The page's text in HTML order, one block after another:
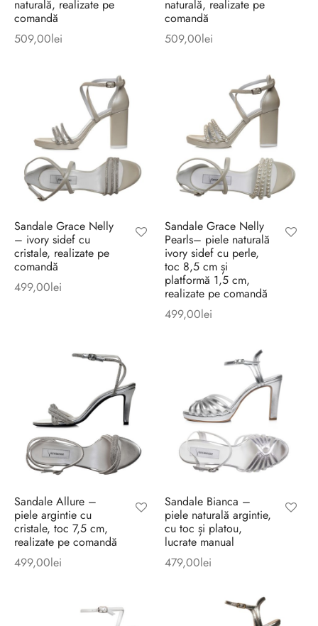
naturală, realizate pe
comandă
509,00lei
naturală, realizate pe
comandă
509,00lei
Sandale Grace Nelly
– ivory sidef cu
cristale, realizate pe
comandă
499,00lei
Sandale Grace Nelly
Pearls– piele naturală
ivory sidef cu perle,
toc 8,5 cm și
platformă 1,5 cm,
realizate pe comandă
499,00lei
Sandale Allure –
piele argintie cu
cristale, toc 7,5 cm,
realizate pe comandă
499,00lei
Sandale Bianca –
piele naturală argintie,
cu toc și platou,
lucrate manual
479,00lei